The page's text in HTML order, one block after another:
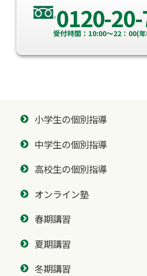
0120-
受付時間：10:00～22：00(
小学生の個別指導
中学生の個別指導
高校生の個別指導
オンライン塾
春期講習
夏期講習
冬期講習